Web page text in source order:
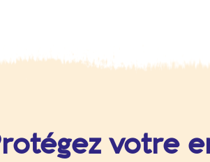
votre